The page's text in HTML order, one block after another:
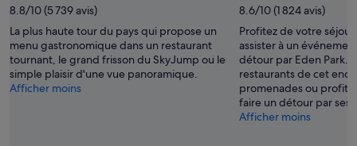
8.8/10 (5 739 avis)
La plus haute tour du pays qui propose un
menu gastronomique dans un restaurant
tournant, le grand frisson du SkyJump ou le
simple plaisir d'une vue panoramique.
Afficher moins
8.6/10 (1 824 avis)
Profitez de votre
assister à un
détour par Eden Park.
restaurants de cet
promenades ou
faire un détour par ses
Afficher moins